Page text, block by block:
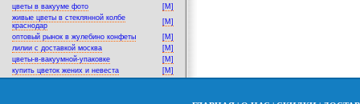
цветы в вакууме фото
[M]
живые цветы в стеклянной колбе
краснодар
[M]
оптовый рынок в жулебино конфеты
[M]
лилии с доставкой москва
[M]
цветы-в-вакуумной-упаковке
[M]
купить цветок жених и невеста
[M]